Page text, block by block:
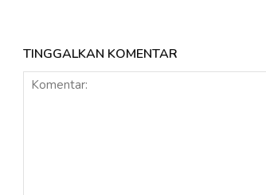
TINGGALKAN KOMENTAR